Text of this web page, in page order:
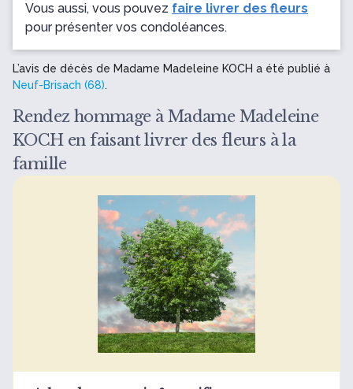
Vous aussi, vous pouvez faire livrer des fleurs
pour présenter vos condoléances.
L’avis de décès de Madame Madeleine KOCH a été publié à
Neuf-Brisach (68).
Rendez hommage à Madame Madeleine
KOCH en faisant livrer des fleurs à la
famille